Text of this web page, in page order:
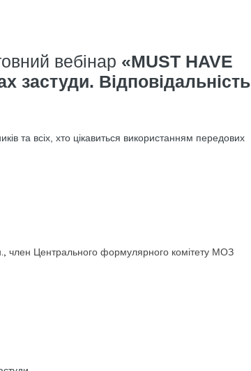
вебінар «MUST HAVE
застуди. Відповідальність
та всіх, хто цікавиться використанням передових
член Центрального формулярного комітету МОЗ